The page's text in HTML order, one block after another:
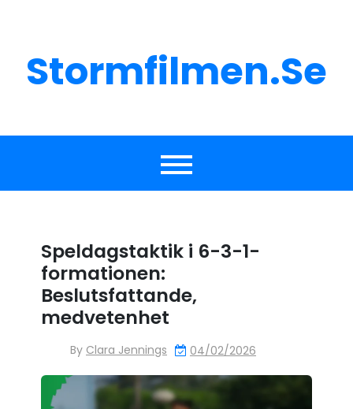
Stormfilmen.se
Speldagstaktik i 6-3-1-
formationen:
Beslutsfattande,
medvetenhet
By Clara Jennings 04/02/2026